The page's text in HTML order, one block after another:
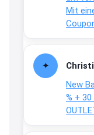
Mit
New
% +
2:21
↩
Text